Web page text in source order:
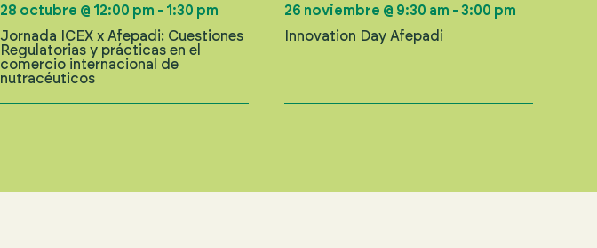
28 octubre @ 12:00 pm - 1:30 pm
Jornada ICEX x Afepadi: Cuestiones
Regulatorias y prácticas en el
comercio internacional de
nutracéuticos
26 noviembre @ 9:30 am - 3:00 pm
Innovation Day Afepadi